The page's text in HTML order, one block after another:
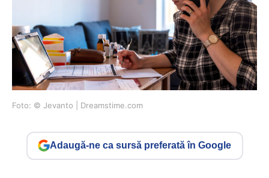
Foto: © Jevanto | Dreamstime.com
Adaugă-ne ca sursă preferată în Google